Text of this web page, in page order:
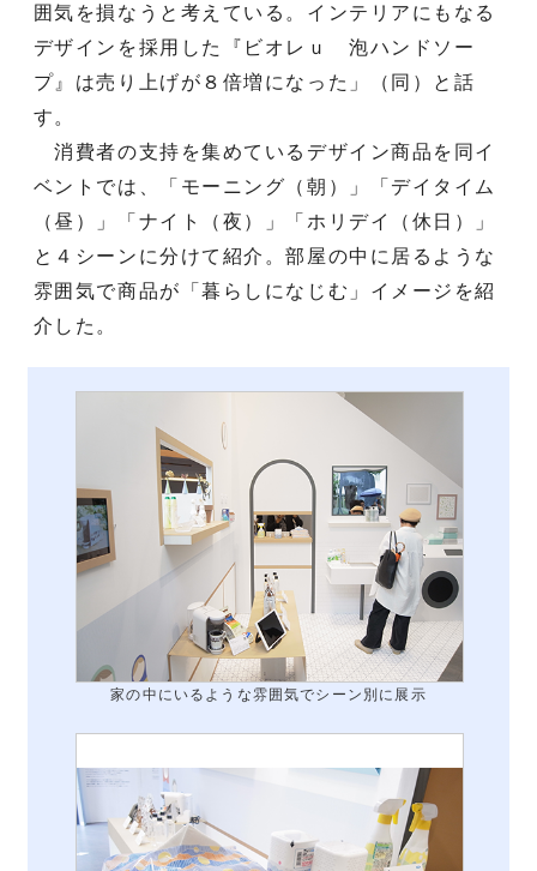
囲気を損なうと考えている。インテリアにもなる
デザインを採用した『ビオレｕ 泡ハンドソー
プ』は売り上げが８倍増になった」（同）と話
す。
消費者の支持を集めているデザイン商品を同イ
ベントでは、「モーニング（朝）」「デイタイム
（昼）」「ナイト（夜）」「ホリデイ（休日）」
と４シーンに分けて紹介。部屋の中に居るような
雰囲気で商品が「暮らしになじむ」イメージを紹
介した。
家の中にいるような雰囲気でシーン別に展示